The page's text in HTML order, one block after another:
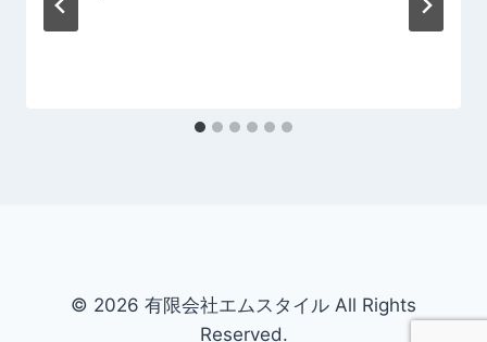
© 2026 有限会社エムスタイル All Rights
Reserved.